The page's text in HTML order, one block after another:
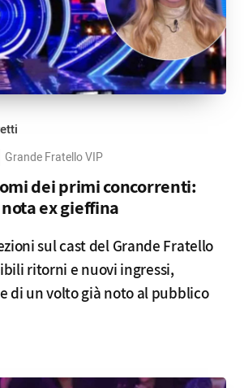
Grande Fratello VIP
dei primi concorrenti:
ex gieffina
sul cast del Grande Fratello
ritorni e nuovi ingressi,
di un volto già noto al pubblico